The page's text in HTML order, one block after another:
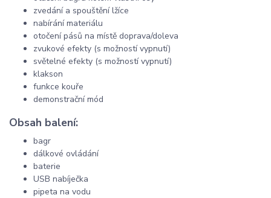
zvedání a spouštění lžíce
nabírání materiálu
otočení pásů na místě doprava/doleva
zvukové efekty (s možností vypnutí)
světelné efekty (s možností vypnutí)
klakson
funkce kouře
demonstrační mód
Obsah balení:
bagr
dálkové ovládání
baterie
USB nabíječka
pipeta na vodu